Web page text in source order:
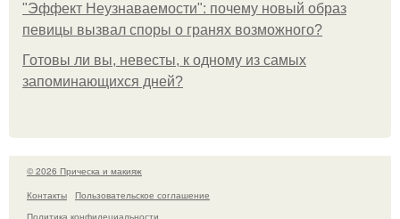
"Эффект Неузнаваемости": почему новый образ
певицы вызвал споры о гранях возможного?
Готовы ли вы, невесты, к одному из самых
запоминающихся дней?
© 2026 Прическа и макияж
Контакты
Пользовательское соглашение
Политика конфидециальности